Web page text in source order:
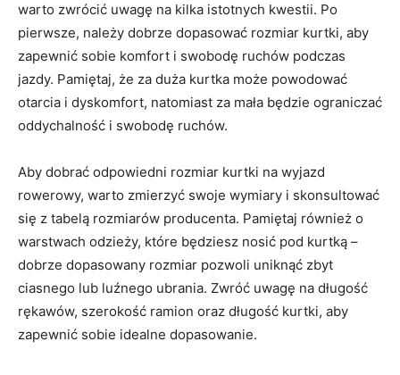
warto zwrócić uwagę na kilka istotnych ‍kwestii. Po
pierwsze,⁣ należy⁤ dobrze ‌dopasować rozmiar kurtki, aby
zapewnić sobie ⁢komfort i swobodę ruchów podczas
jazdy. Pamiętaj, że za ⁤duża kurtka może powodować
otarcia ⁤i dyskomfort, natomiast za⁣ mała będzie ograniczać​
oddychalność i swobodę⁢ ruchów.
Aby ⁢dobrać odpowiedni⁤ rozmiar kurtki na⁢ wyjazd
rowerowy, ‍warto zmierzyć swoje wymiary i skonsultować
się z tabelą rozmiarów producenta. Pamiętaj ‌również o
warstwach ‍odzieży,⁤ które będziesz nosić pod kurtką – ​
dobrze dopasowany rozmiar pozwoli uniknąć zbyt
ciasnego lub luźnego ubrania. Zwróć uwagę na długość
rękawów, szerokość ramion oraz długość kurtki, aby
⁤zapewnić sobie idealne dopasowanie.